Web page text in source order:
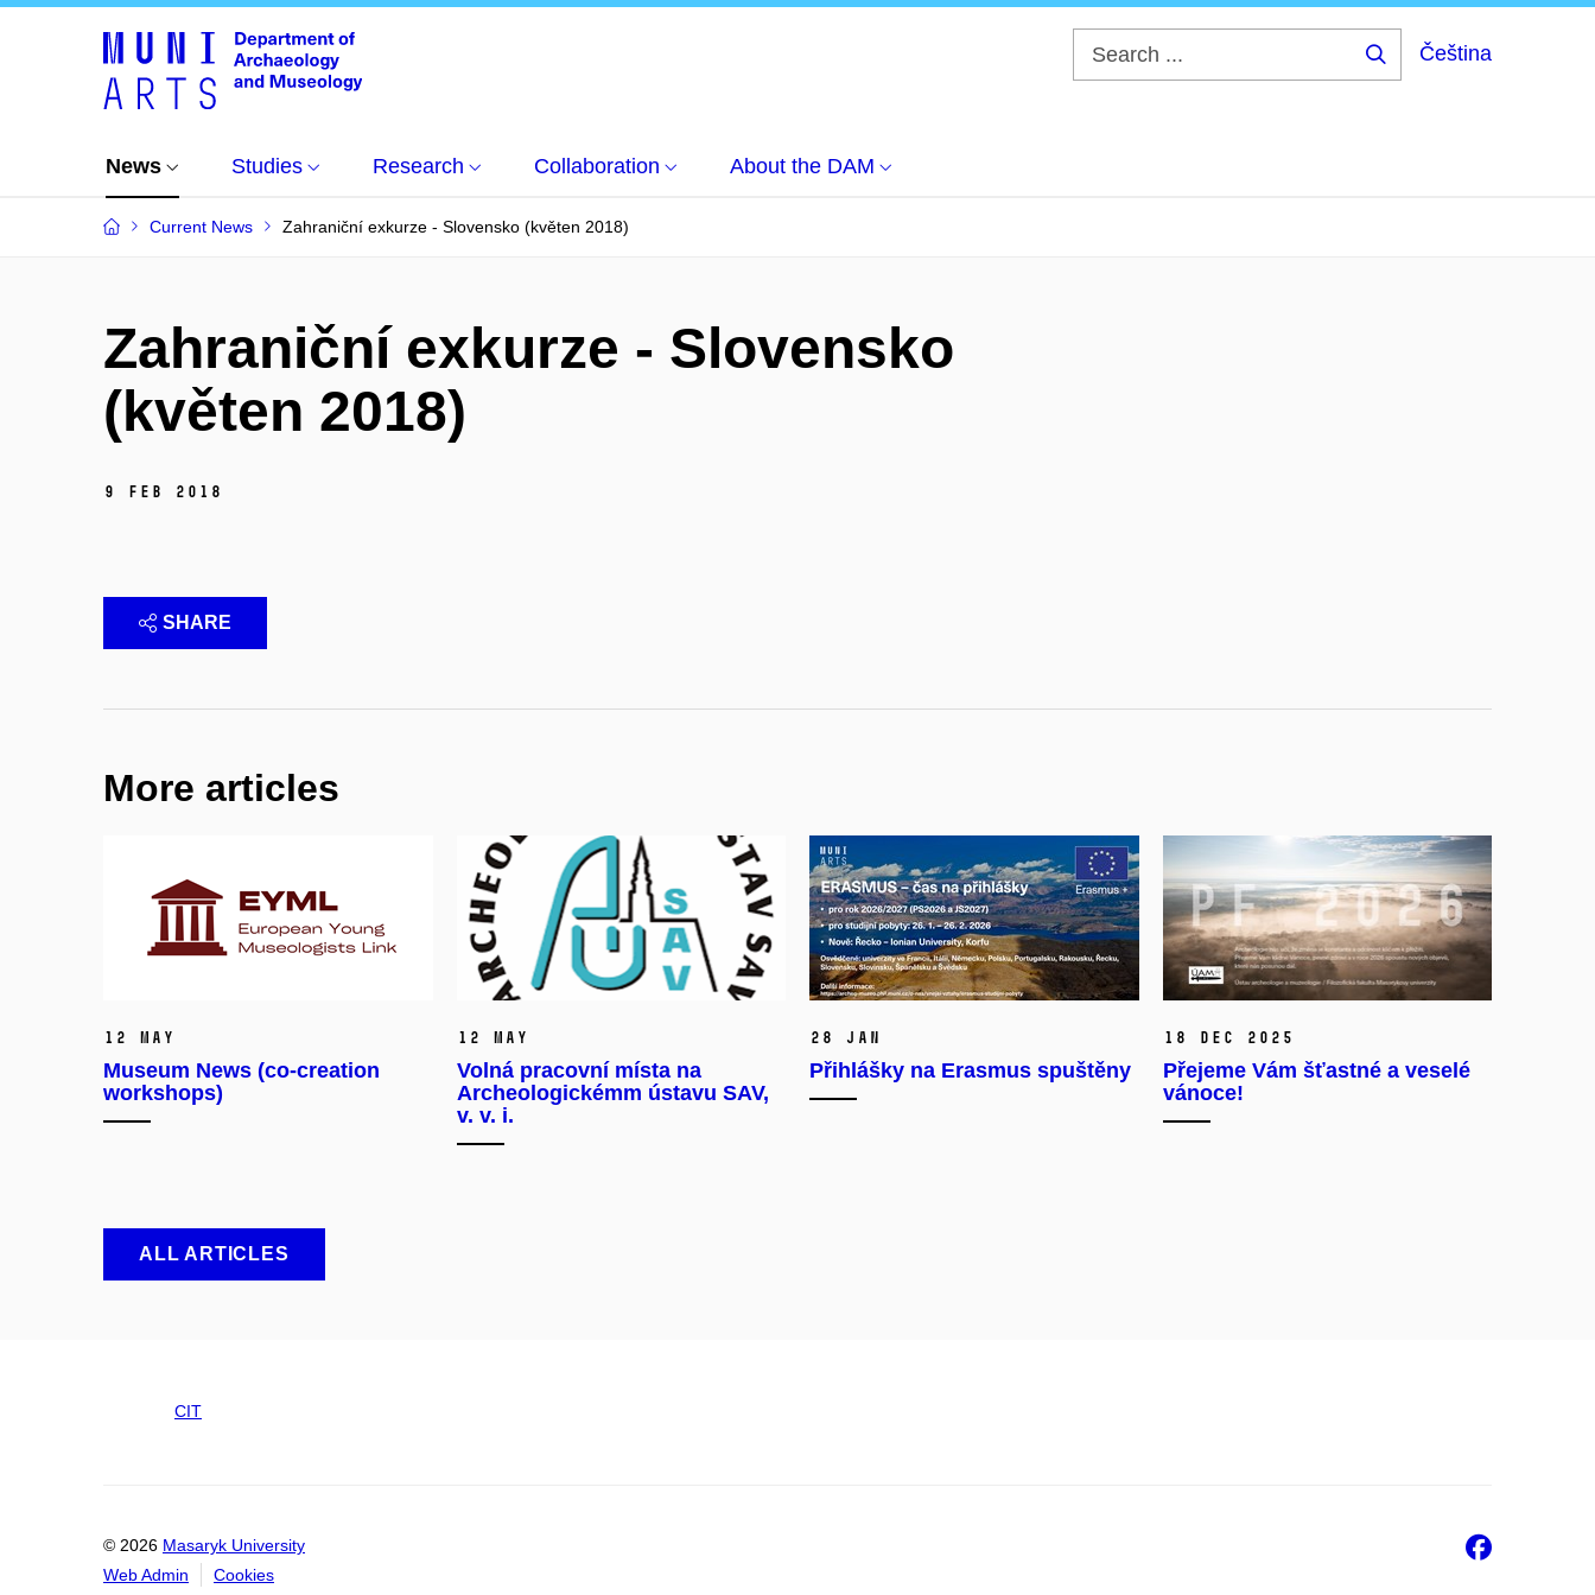
Čeština
News Studies Research Collaboration About the DAM
Current News Zahraniční exkurze - Slovensko (květen 2018)
Zahraniční exkurze - Slovensko
(květen 2018)
9 Feb 2018
SHARE
More articles
12 May
Museum News (co-creation
workshops)
12 May
Volná pracovní místa na
Archeologickémm ústavu SAV,
v. v. i.
28 Jan
Přihlášky na Erasmus spuštěny
18 Dec 2025
Přejeme Vám šťastné a veselé
vánoce!
ALL ARTICLES
CIT
© 2026 Masaryk University
Web Admin
Cookies